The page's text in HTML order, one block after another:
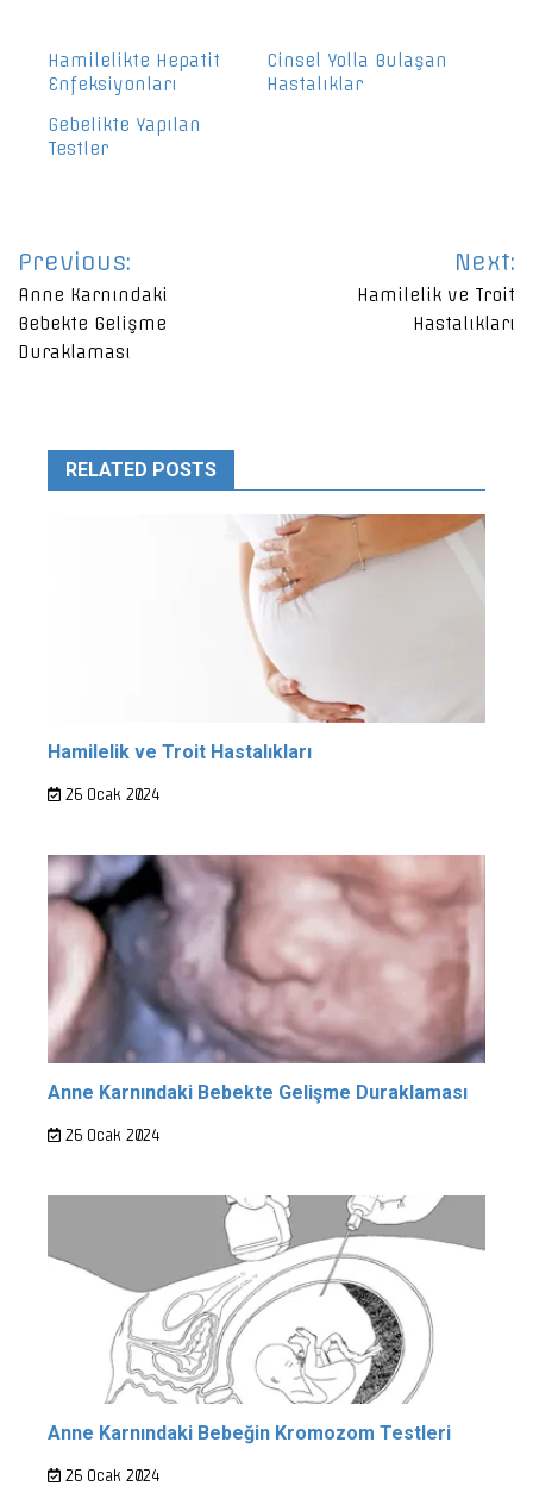
Hamilelikte Hepatit
Enfeksiyonları
Cinsel Yolla Bulaşan
Hastalıklar
Gebelikte Yapılan
Testler
Yazı
gezinmesi
Previous:
Anne Karnındaki
Bebekte Gelişme
Duraklaması
Next:
Hamilelik ve Troit
Hastalıkları
RELATED POSTS
Hamilelik ve Troit Hastalıkları
26 Ocak 2024
Anne Karnındaki Bebekte Gelişme Duraklaması
26 Ocak 2024
Anne Karnındaki Bebeğin Kromozom Testleri
26 Ocak 2024